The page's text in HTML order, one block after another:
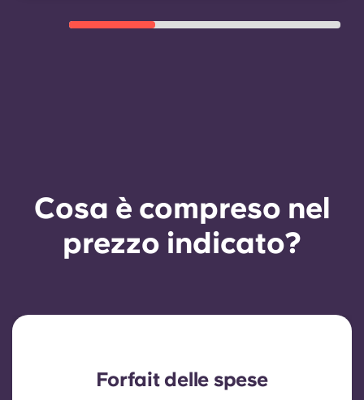
conforme alle regole e la
Cosa è compreso nel
prezzo indicato?
Forfait delle spese